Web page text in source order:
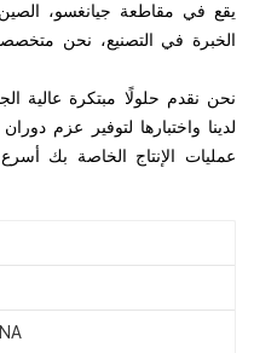
الخبرة في التصنيع، نحن
نحن نقدم حلولًا مبتكرة عالية
لدينا واختبارها لتوفير عزم
عمليات الإنتاج الخاصة بك أسرع